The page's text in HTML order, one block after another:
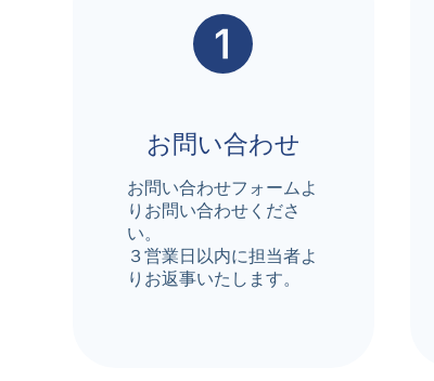
お問い合わせ
お問い合わせフォームよ
りお問い合わせくださ
い。
３営業日以内に担当者よ
りお返事いたします。